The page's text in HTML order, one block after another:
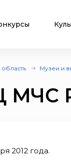
Музеи и
МЧС
2012 года.